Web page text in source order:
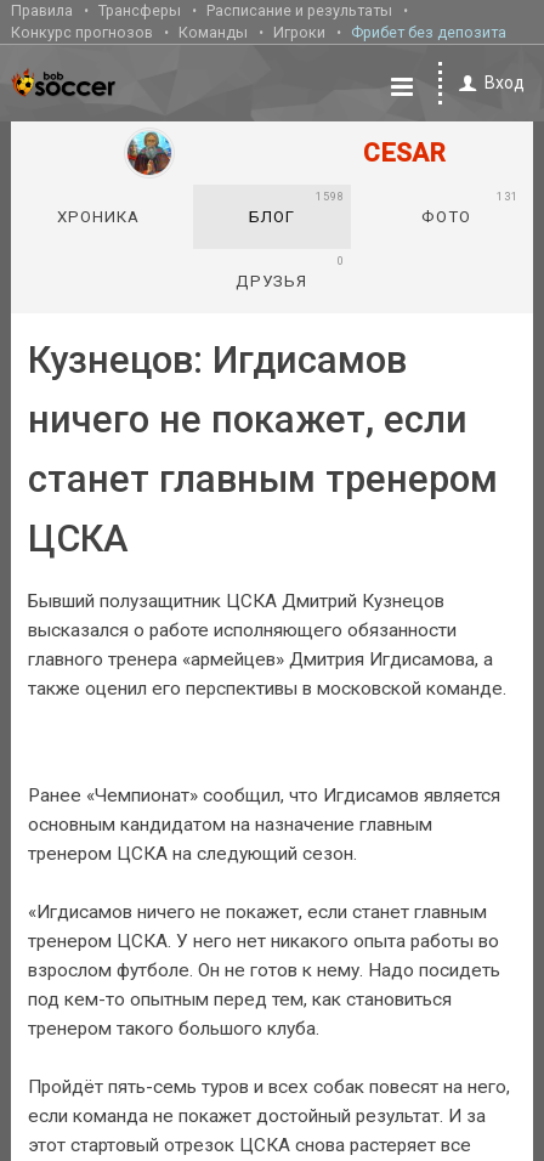
Правила Трансферы
Расписание и результаты
Конкурс прогнозов
Команды Игроки Фрибет без депозита
Вход
CESAR
ХРОНИКА БЛОГ
1598
ФОТО
131
ДРУЗЬЯ
0
Кузнецов: Игдисамов
ничего не покажет, если
станет главным тренером
ЦСКА
Бывший полузащитник ЦСКА Дмитрий Кузнецов
высказался о работе исполняющего обязанности
главного тренера «армейцев» Дмитрия Игдисамова, а
также оценил его перспективы в московской команде.
Ранее «Чемпионат» сообщил, что Игдисамов является
основным кандидатом на назначение главным
тренером ЦСКА на следующий сезон.
«Игдисамов ничего не покажет, если станет главным
тренером ЦСКА. У него нет никакого опыта работы во
взрослом футболе. Он не готов к нему. Надо посидеть
под кем-то опытным перед тем, как становиться
тренером такого большого клуба.
Пройдёт пять-семь туров и всех собак повесят на него,
если команда не покажет достойный результат. И за
этот стартовый отрезок ЦСКА снова растеряет все